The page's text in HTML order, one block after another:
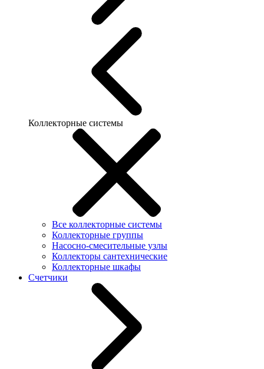
Коллекторные системы
Все коллекторные системы
Коллекторные группы
Насосно-смесительные узлы
Коллекторы сантехнические
Коллекторные шкафы
Счетчики